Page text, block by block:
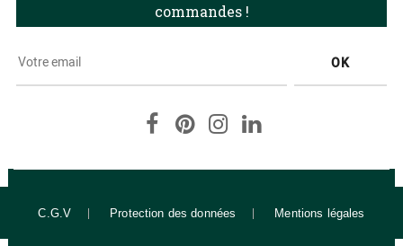
commandes !
OK
FacebookPinterestInstagram
C.G.V Protection des données Mentions légales